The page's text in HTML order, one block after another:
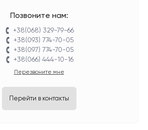
Позвоните нам:
+38(068) 329-79-66
+38(093) 774-70-05
+38(097) 774-70-05
+38(066) 444-10-16
Перезвоните мне
Перейти в контакты